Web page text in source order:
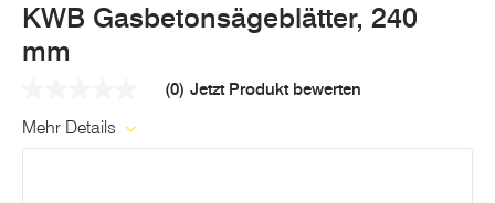
KWB Gasbetonsägeblätter, 240
mm
Link
(0) Jetzt Produkt bewerten
Mehr Details